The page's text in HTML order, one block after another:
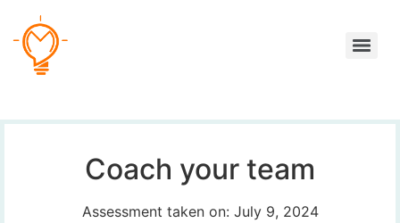
Coach your team
Assessment taken on: July 9, 2024